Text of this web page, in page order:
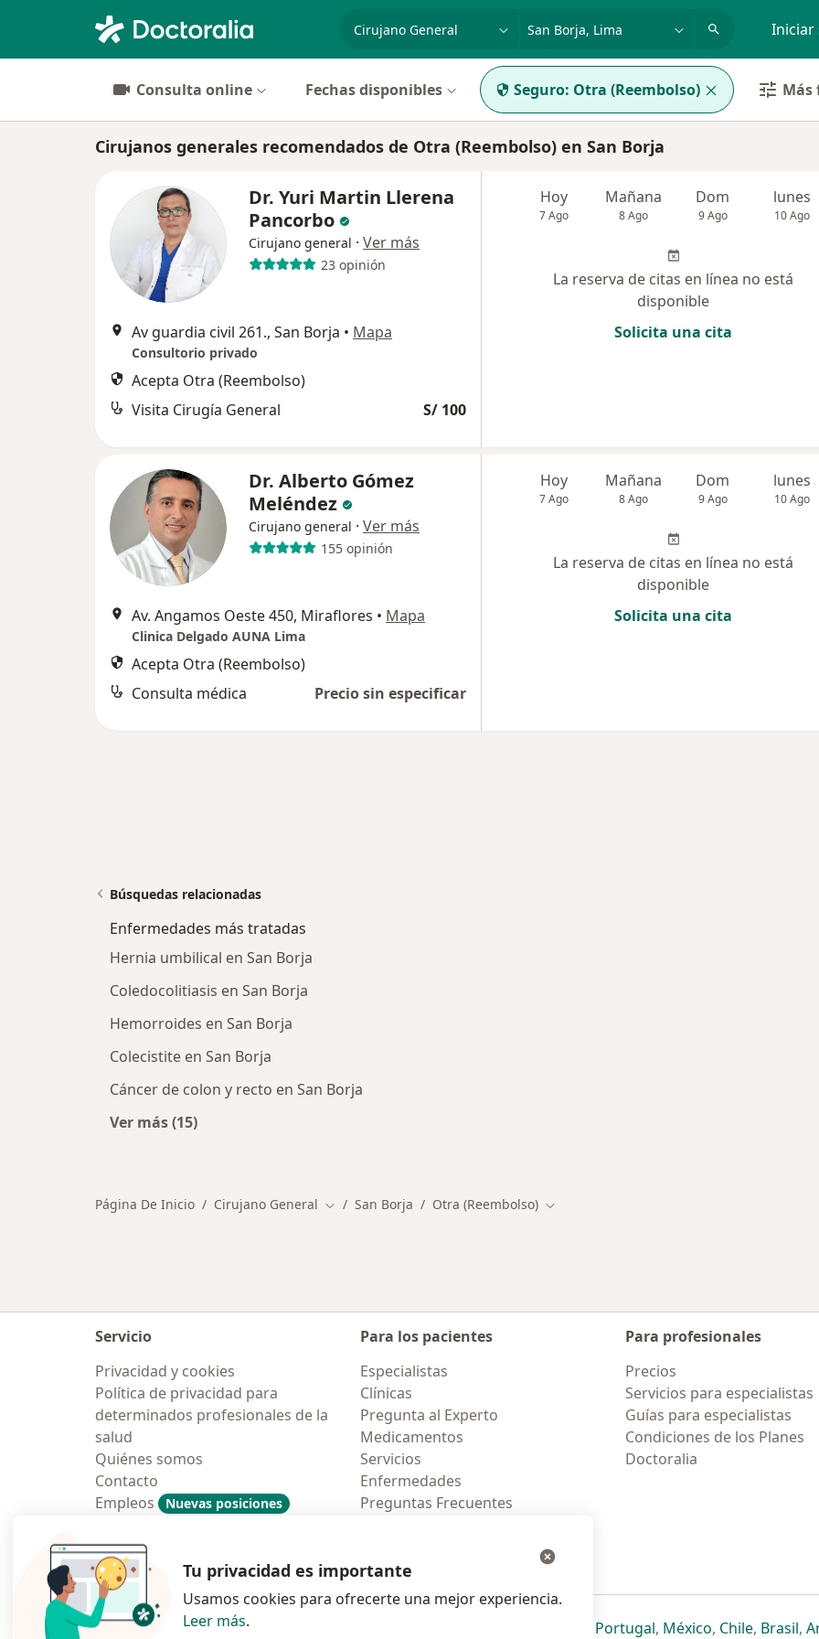
Iniciar
Consulta online Fechas disponibles Seguro: Otra (Reembolso)
Cirujanos generales recomendados de Otra (Reembolso) en San Borja
Dr. Yuri Martin Llerena
Pancorbo
Cirujano general · Ver más
23 opinión
Av guardia civil 261., San Borja • Mapa
Consultorio privado
Acepta Otra (Reembolso)
Visita Cirugía General
S/ 100
Hoy
7 Ago
Mañana
8 Ago
Dom
9 Ago
lunes
10 Ago
La reserva de citas en línea no está
disponible
Solicita una cita
Dr. Alberto Gómez
Meléndez
Cirujano general · Ver más
155 opinión
Av. Angamos Oeste 450, Miraflores • Mapa
Clinica Delgado AUNA Lima
Acepta Otra (Reembolso)
Consulta médica
Precio sin especificar
Hoy
7 Ago
Mañana
8 Ago
Dom
9 Ago
lunes
10 Ago
La reserva de citas en línea no está
disponible
Solicita una cita
Búsquedas relacionadas
Enfermedades más tratadas
Hernia umbilical en San Borja
Coledocolitiasis en San Borja
Hemorroides en San Borja
Colecistite en San Borja
Cáncer de colon y recto en San Borja
Ver más (15)
Página De Inicio Cirujano General Cambiar de ciudad
San Borja Otra (Reembolso) Cambiar de ciudad
Servicio
Privacidad y cookies
Política de privacidad para
determinados profesionales de la
salud
Quiénes somos
Contacto
Empleos
Nuevas posiciones
Contratación
Para los pacientes
Especialistas
Clínicas
Pregunta al Experto
Medicamentos
Servicios
Enfermedades
Preguntas Frecuentes
Para profesionales
Precios
Servicios para especialistas
Guías para especialistas
Condiciones de los Planes
Doctoralia
Polska se abre en una nueva pestaña
se abre en una nueva pestaña
se abre en una nueva pestaña
se abre en una nueva pestaña
Portugalse abre en una nueva
, Méxicose abre en una
, Chilese abre
, Brasilse
,
Tu privacidad es importante
Usamos cookies para ofrecerte una mejor experiencia.
Leer más.